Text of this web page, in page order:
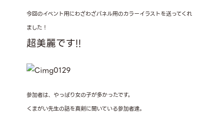
今回のイベント用にわざわざパネル用のカラーイラストを送ってくれ
ました！
超美麗です!!
参加者は、やっぱり女の子が多かったです。
くまがい先生の話を真剣に聞いている参加者達。